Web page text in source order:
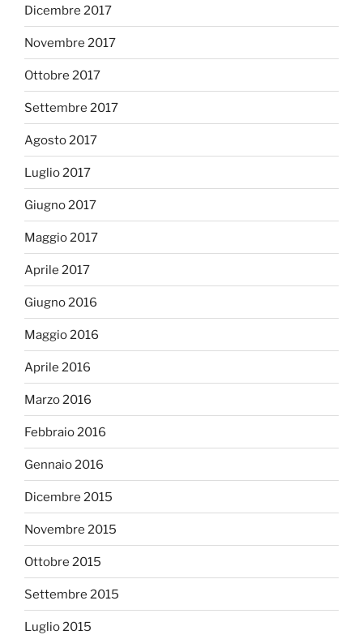
Dicembre 2017
Novembre 2017
Ottobre 2017
Settembre 2017
Agosto 2017
Luglio 2017
Giugno 2017
Maggio 2017
Aprile 2017
Giugno 2016
Maggio 2016
Aprile 2016
Marzo 2016
Febbraio 2016
Gennaio 2016
Dicembre 2015
Novembre 2015
Ottobre 2015
Settembre 2015
Luglio 2015